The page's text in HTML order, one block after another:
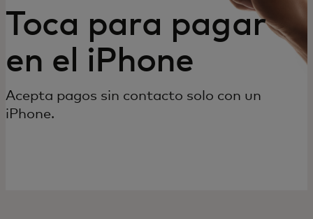
Toca para pagar
en el iPhone
Acepta pagos sin contacto solo con un
iPhone.